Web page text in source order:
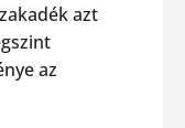
azt
az